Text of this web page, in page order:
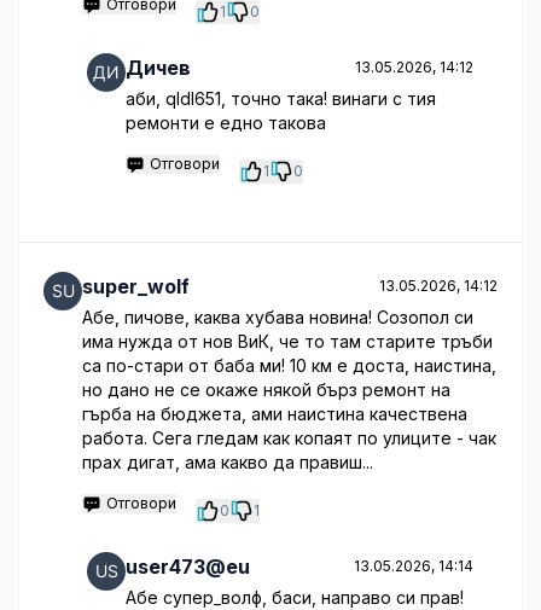
Отговори 1 0
Дичев 13.05.2026, 14:12
аби, qldl651, точно така! винаги с тия
ремонти е едно такова
Отговори 1 0
super_wolf 13.05.2026, 14:12
Абе, пичове, каква хубава новина! Созопол си
има нужда от нов ВиК, че то там старите тръби
са по-стари от баба ми! 10 км е доста, наистина,
но дано не се окаже някой бърз ремонт на
гърба на бюджета, ами наистина качествена
работа. Сега гледам как копаят по улиците - чак
прах дигат, ама какво да правиш...
Отговори 0 1
user473@eu 13.05.2026, 14:14
Абе супер_волф, баси, направо си прав!